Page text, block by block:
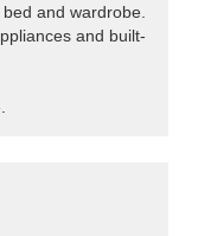
and wardrobe.
and built-